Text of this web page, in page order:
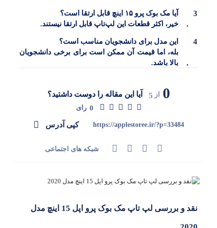
نقد و بررسی لپ تاپ مک بوک پرو اپل 15 اینچ مدل
آیا مک بوک پرو ۱۵ اینچ قابل ارتقا است؟
خیر، اکثر قطعات این لپ‌تاپ قابل ارتقا نیستند.
این مدل برای دانشجویان مناسب است؟
بله، اما قیمت آن ممکن است برای برخی دانشجویان
بالا باشد.
0 از 5 آیا این مقاله را دوست داشتید؟
0 رای
https://applestoree.ir/?p=33484 کپی آدرس
شبکه های اجتماعی